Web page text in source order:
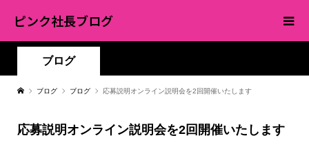
ピンク社長ブログ
ブログ
ブログ ブログ 応募説明オンライン説明会を2回開催いたします
応募説明オンライン説明会を2回開催いたします